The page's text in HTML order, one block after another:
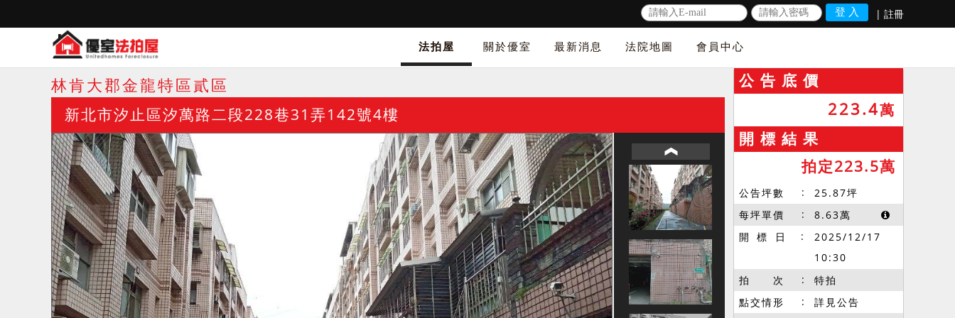
| 註冊
法拍屋 關於優室 最新消息 法院地圖 會員中心
林肯大郡金龍特區貳區
新北市汐止區汐萬路二段228巷31弄142號4樓
公 告 底 價
223.4萬
開 標 結 果
拍定223.5萬
公告坪數 25.87坪
每坪單價
8.63萬
開 標 日
2025/12/17
10:30
拍 次
特拍
點交情形
詳見公告